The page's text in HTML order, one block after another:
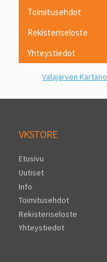
Toimitusehdot
Rekisteriseloste
Yhteystiedot
Valajärven Kartano
VKSTORE
Etusivu
Uutiset
Info
Toimitusehdot
Rekisteriseloste
Yhteystiedot